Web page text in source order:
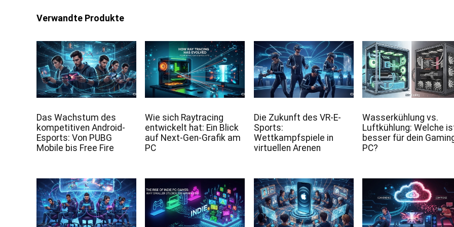
Verwandte Produkte
Das Wachstum des
kompetitiven Android-
Esports: Von PUBG
Mobile bis Free Fire
Wie sich Raytracing
entwickelt hat: Ein Blick
auf Next-Gen-Grafik am
PC
Die Zukunft des VR-E-
Sports:
Wettkampfspiele in
virtuellen Arenen
Wasserkühlung vs.
Luftkühlung: Welche
besser für dein
PC?